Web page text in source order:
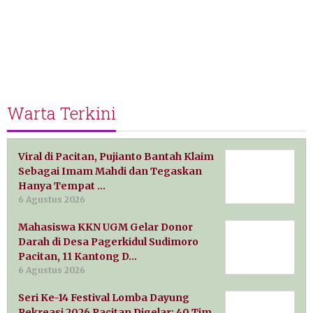
Warta Terkini
Viral di Pacitan, Pujianto Bantah Klaim
Sebagai Imam Mahdi dan Tegaskan
Hanya Tempat …
6 Agustus 2026
Mahasiswa KKN UGM Gelar Donor
Darah di Desa Pagerkidul Sudimoro
Pacitan, 11 Kantong D…
6 Agustus 2026
Seri Ke-14 Festival Lomba Dayung